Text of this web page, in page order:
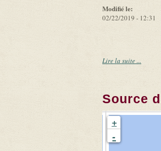
Modifié le:
02/22/2019 - 12:31
Lire la suite ...
Source
+
-